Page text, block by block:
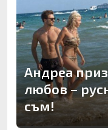
Андреа
любов –
съм!